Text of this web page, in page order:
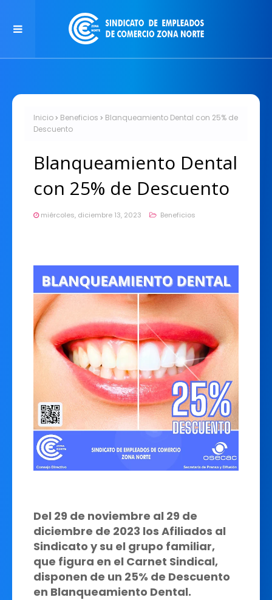
Inicio Beneficios
Blanqueamiento Dental con 25% de
Descuento
Blanqueamiento Dental
con 25% de Descuento
miércoles, diciembre 13, 2023 Beneficios
Del 29 de noviembre al 29 de
diciembre de 2023 los Afiliados al
Sindicato y su el grupo familiar,
que figura en el Carnet Sindical,
disponen de un 25% de Descuento
en Blanqueamiento Dental.